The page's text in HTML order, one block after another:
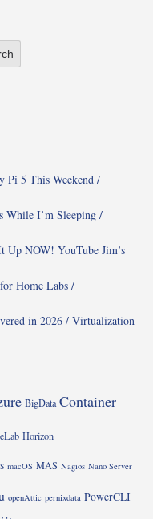
Pi 5 This Weekend /
While I’m Sleeping /
NOW! YouTube Jim’s
Home Labs /
in 2026 / Virtualization
BigData Container
Horizon
macOS MAS Nagios Nano Server
openAttic pernixdata PowerCLI